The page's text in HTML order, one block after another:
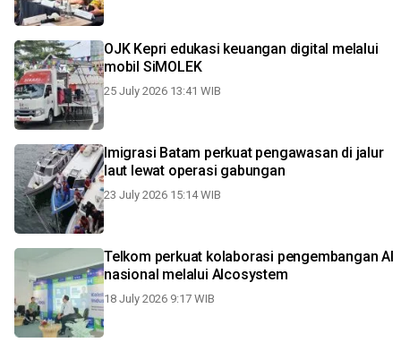
OJK Kepri edukasi keuangan digital melalui
mobil SiMOLEK
25 July 2026 13:41 WIB
Imigrasi Batam perkuat pengawasan di jalur
laut lewat operasi gabungan
23 July 2026 15:14 WIB
Telkom perkuat kolaborasi pengembangan AI
nasional melalui AIcosystem
18 July 2026 9:17 WIB